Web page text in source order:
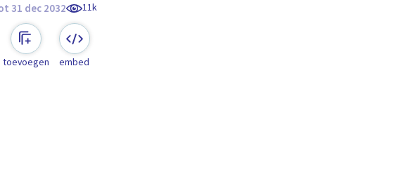
31 dec 2032 11k
toevoegen embed